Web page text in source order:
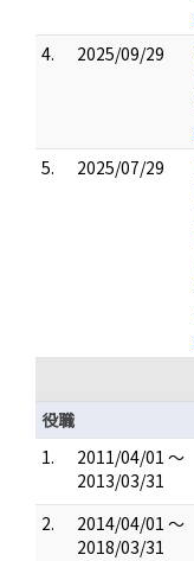
4. 2025/09/29
5. 2025/07/29
役職
1.
2011/04/01 ～
2013/03/31
2.
2014/04/01 ～
2018/03/31